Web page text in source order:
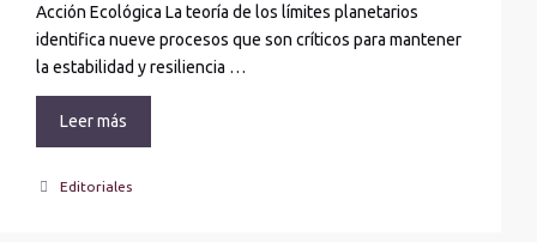
Acción Ecológica La teoría de los límites planetarios
identifica nueve procesos que son críticos para mantener
la estabilidad y resiliencia …
Leer más
Categories
Editoriales